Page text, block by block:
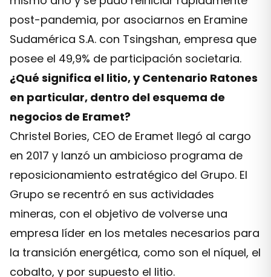
post-pandemia, por asociarnos en Eramine
Sudamérica S.A. con Tsingshan, empresa que
posee el 49,9% de participación societaria.
¿Qué significa el litio, y Centenario Ratones
en particular, dentro del esquema de
negocios de Eramet?
Christel Bories, CEO de Eramet llegó al cargo
en 2017 y lanzó un ambicioso programa de
reposicionamiento estratégico del Grupo. El
Grupo se recentró en sus actividades
mineras, con el objetivo de volverse una
empresa líder en los metales necesarios para
la transición energética, como son el níquel, el
cobalto, y por supuesto el litio.